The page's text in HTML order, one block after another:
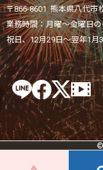
〒866-8601 熊本県八代市
業務時間：月曜～金曜日
祝日、12月29日～翌年1月
©